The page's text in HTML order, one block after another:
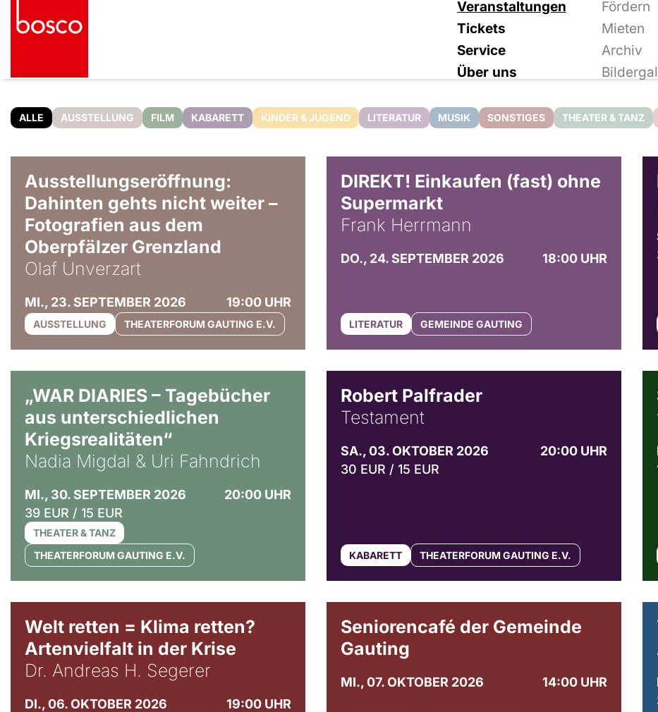
Veranstaltungen
Fördern
Tickets
Mieten
Service
Archiv
Über uns
ALLE AUSSTELLUNG FILM KABARETT KINDER & JUGEND LITERATUR MUSIK SONSTIGES THEATER & TANZ
Ausstellungseröffnung:
Dahinten gehts nicht weiter –
Fotografien aus dem
Oberpfälzer Grenzland
Olaf Unverzart
MI., 23. SEPTEMBER 2026 19:00 UHR
AUSSTELLUNG THEATERFORUM GAUTING E.V.
DIREKT! Einkaufen (fast) ohne
Supermarkt
Frank Herrmann
DO., 24. SEPTEMBER 2026 18:00 UHR
LITERATUR GEMEINDE GAUTING
„WAR DIARIES – Tagebücher
aus unterschiedlichen
Kriegsrealitäten“
Nadia Migdal & Uri Fahndrich
MI., 30. SEPTEMBER 2026
20:00 UHR
39 EUR / 15 EUR
THEATER & TANZ
THEATERFORUM GAUTING E.V.
Robert Palfrader
Testament
SA., 03. OKTOBER 2026
20:00 UHR
30 EUR / 15 EUR
KABARETT THEATERFORUM GAUTING E.V.
Welt retten = Klima retten?
Artenvielfalt in der Krise
Dr. Andreas H. Segerer
DI., 06. OKTOBER 2026 19:00 UHR
Seniorencafé der Gemeinde
Gauting
MI., 07. OKTOBER 2026 14:00 UHR